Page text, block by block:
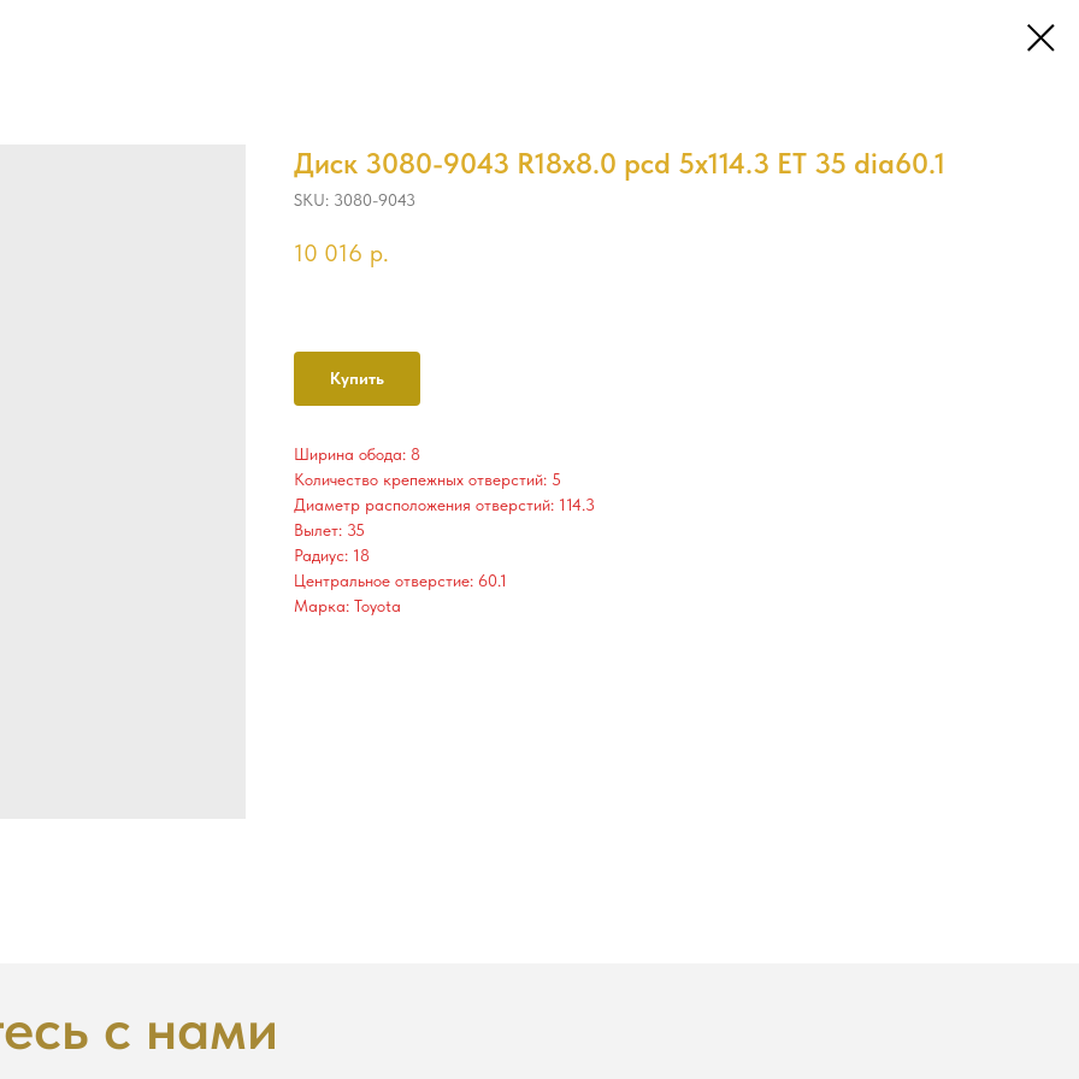
Диск 3080-9043 R18x8.0 pcd 5x114.3 ET 35 dia60.1
SKU: 3080-9043
10 016 р.
Купить
Ширина обода: 8
Количество крепежных отверстий: 5
Диаметр расположения отверстий: 114.3
Вылет: 35
Радиус: 18
Центральное отверстие: 60.1
Марка: Toyota
с нами